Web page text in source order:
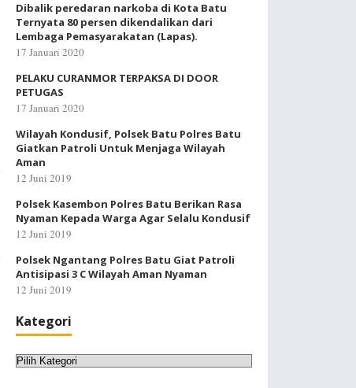
Dibalik peredaran narkoba di Kota Batu
Ternyata 80 persen dikendalikan dari
Lembaga Pemasyarakatan (Lapas).
17 Januari 2020
PELAKU CURANMOR TERPAKSA DI DOOR
PETUGAS
17 Januari 2020
Wilayah Kondusif, Polsek Batu Polres Batu
Giatkan Patroli Untuk Menjaga Wilayah
Aman
12 Juni 2019
Polsek Kasembon Polres Batu Berikan Rasa
Nyaman Kepada Warga Agar Selalu Kondusif
12 Juni 2019
Polsek Ngantang Polres Batu Giat Patroli
Antisipasi 3 C Wilayah Aman Nyaman
12 Juni 2019
Kategori
Kategori